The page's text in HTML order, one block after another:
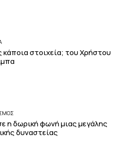
κάποια στοιχεία; του Χρήστου
η δωρική φωνή μιας μεγάλης
δυναστείας